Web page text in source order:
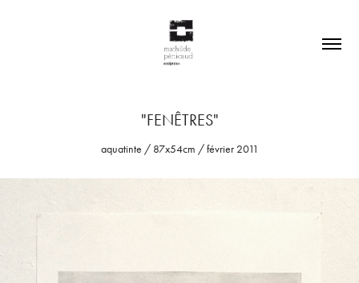
"FENÊTRES"
aquatinte / 87x54cm / février 2011